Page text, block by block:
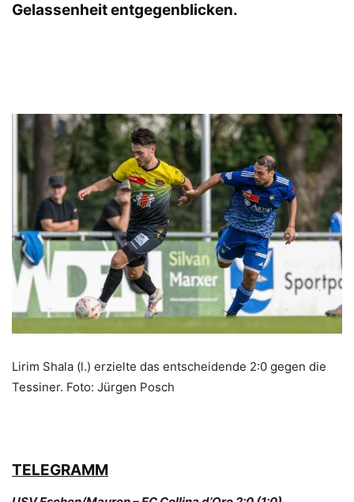
Gelassenheit entgegenblicken.
Lirim Shala (l.) erzielte das entscheidende 2:0 gegen die
Tessiner. Foto: Jürgen Posch
TELEGRAMM